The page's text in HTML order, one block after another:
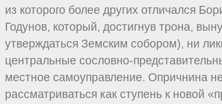
из которого более других отличался
Годунов, который, достигнув трона,
утверждаться Земским собором), ни
центральные сословно-
местное самоуправление. Опричнина
рассматриваться как ступень к новой